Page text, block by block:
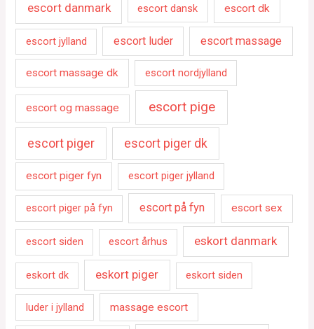
escort danmark escort dansk escort dk
escort jylland escort luder escort massage
escort massage dk escort nordjylland
escort og massage escort pige
escort piger escort piger dk
escort piger fyn escort piger jylland
escort piger på fyn escort på fyn escort sex
escort siden escort århus eskort danmark
eskort dk eskort piger eskort siden
luder i jylland massage escort